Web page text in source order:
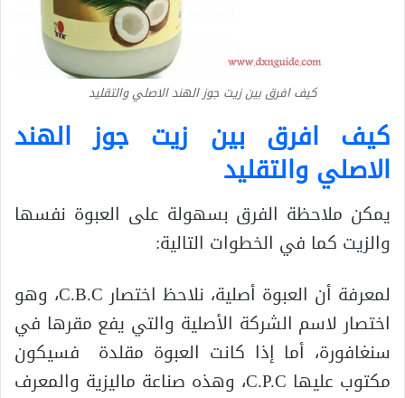
كيف افرق بين زيت جوز الهند الاصلي والتقليد
كيف افرق بين زيت جوز الهند
الاصلي والتقليد
يمكن ملاحظة الفرق بسهولة على العبوة نفسها
والزيت كما في الخطوات التالية:
لمعرفة أن العبوة أصلية، نلاحظ اختصار C.B.C، وهو
اختصار لاسم الشركة الأصلية والتي يفع مقرها في
سنغافورة، أما إذا كانت العبوة مقلدة فسيكون
مكتوب عليها C.P.C، وهذه صناعة ماليزية والمعرف